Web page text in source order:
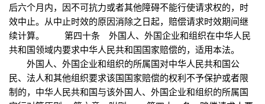
后六个月内，因不可抗力或者其他障碍不能行使请求权的，时
效中止。从中止时效的原因消除之日起，赔偿请求时效期间继
续计算。 第四十条 外国人、外国企业和组织在中华人民
共和国领域内要求中华人民共和国国家赔偿的，适用本法。
外国人、外国企业和组织的所属国对中华人民共和国公
民、法人和其他组织要求该国国家赔偿的权利不予保护或者限
制的，中华人民共和国与该外国人、外国企业和组织的所属国